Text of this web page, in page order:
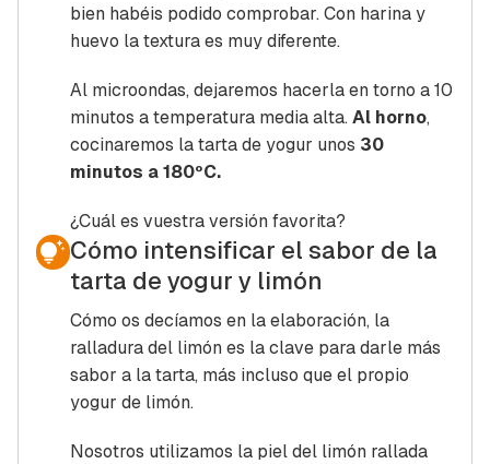
bien habéis podido comprobar. Con harina y
huevo la textura es muy diferente.
Al microondas, dejaremos hacerla en torno a 10
minutos a temperatura media alta. Al horno,
cocinaremos la tarta de yogur unos 30
minutos a 180ºC.
¿Cuál es vuestra versión favorita?
Cómo intensificar el sabor de la
tarta de yogur y limón
Cómo os decíamos en la elaboración, la
ralladura del limón es la clave para darle más
sabor a la tarta, más incluso que el propio
yogur de limón.
Nosotros utilizamos la piel del limón rallada